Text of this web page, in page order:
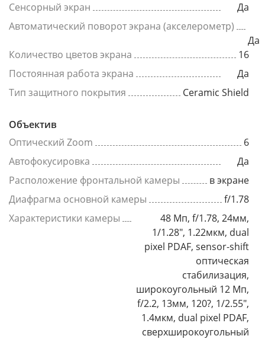
Сенсорный экран
Да
Автоматический поворот экрана (акселерометр)
Да
Количество цветов экрана
16
Постоянная работа экрана
Да
Тип защитного покрытия
Ceramic Shield
Объектив
Оптический Zoom
6
Автофокусировка
Да
Расположение фронтальной камеры
в экране
Диафрагма основной камеры
f/1.78
Характеристики камеры
48 Мп, f/1.78, 24мм,
1/1.28", 1.22мкм, dual
pixel PDAF, sensor-shift
оптическая
стабилизация,
широкоугольный 12 Мп,
f/2.2, 13мм, 120?, 1/2.55",
1.4мкм, dual pixel PDAF,
сверхширокоугольный